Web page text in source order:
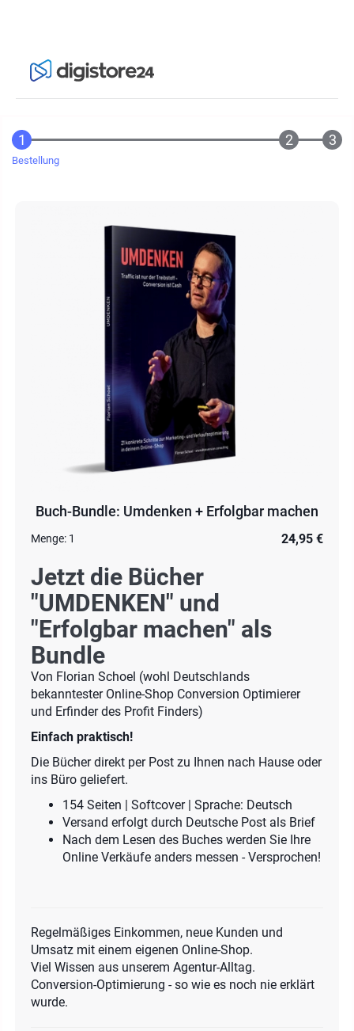
Bestellung
Buch-Bundle: Umdenken + Erfolgbar machen
Menge: 1 24,95 €
Jetzt die Bücher
"UMDENKEN" und
"Erfolgbar machen" als
Bundle
Von Florian Schoel (wohl Deutschlands
bekanntester Online-Shop Conversion Optimierer
und Erfinder des Profit Finders)
Einfach praktisch!
Die Bücher direkt per Post zu Ihnen nach Hause oder
ins Büro geliefert.
154 Seiten | Softcover | Sprache: Deutsch
Versand erfolgt durch Deutsche Post als Brief
Nach dem Lesen des Buches werden Sie Ihre
Online Verkäufe anders messen - Versprochen!
Regelmäßiges Einkommen, neue Kunden und
Umsatz mit einem eigenen Online-Shop.
Viel Wissen aus unserem Agentur-Alltag.
Conversion-Optimierung - so wie es noch nie erklärt
wurde.